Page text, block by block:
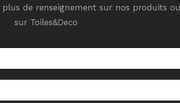
de renseignement sur nos produits ou
sur Toiles&Deco